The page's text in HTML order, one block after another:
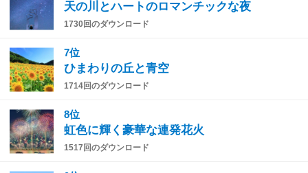
天の川とハートのロマンチックな夜
1730回のダウンロード
7位
ひまわりの丘と青空
1714回のダウンロード
8位
虹色に輝く豪華な連発花火
1517回のダウンロード